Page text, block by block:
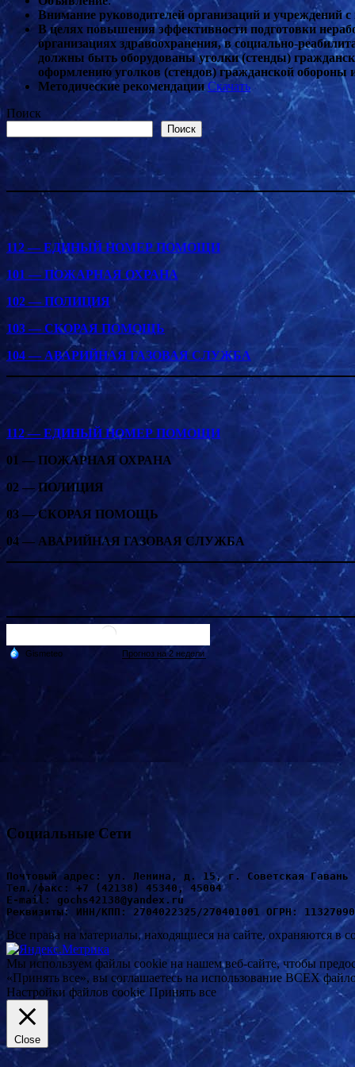
Внимание руководителей организаций и учреждений
В целях повышения эффективности подготовки
организациях здравоохранения, в социально-
должны быть оборудованы уголки (стенды)
оформлению уголков (стендов) гражданской
Методические рекомендации Скачать
Поиск
Поиск
112 — ЕДИНЫЙ НОМЕР ПОМОЩИ
101 — ПОЖАРНАЯ ОХРАНА
102 — ПОЛИЦИЯ
103 — СКОРАЯ ПОМОЩЬ
104 — АВАРИЙНАЯ ГАЗОВАЯ СЛУЖБА
112 — ЕДИНЫЙ НОМЕР ПОМОЩИ
01 — ПОЖАРНАЯ ОХРАНА
02 — ПОЛИЦИЯ
03 — СКОРАЯ ПОМОЩЬ
04 — АВАРИЙНАЯ ГАЗОВАЯ СЛУЖБА
Социальные Сети
Почтовый адрес: ул. Ленина, д. 15, г. Советская Гавань
Тел./факс: +7 (42138) 45340, 45004
Е-mail: gochs42138@yandex.ru
Реквизиты: ИНН/КПП: 2704022325/270401001 ОГРН:
Все права на материалы, находящиеся на сайте, охраняются в
Мы используем файлы cookie на нашем веб-сайте, чтобы
«Принять все», вы соглашаетесь на использование ВСЕХ
Настройки файлов cookie Принять все
Close